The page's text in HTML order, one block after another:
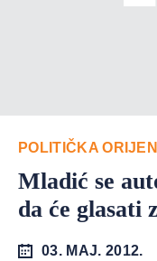
POLITIČKA
Mladić se
da će glasati
03. MAJ. 2012.